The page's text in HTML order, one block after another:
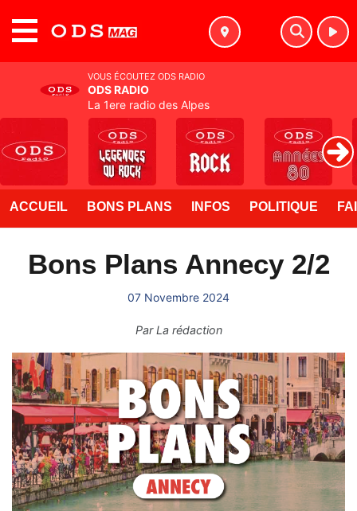
ACCUEIL BONS PLANS INFOS POLITIQUE
Bons Plans Annecy 2/2
07 Novembre 2024
ParLa rédaction
VOUS ÉCOUTEZ ODS RADIO
ODS RADIO
La 1ere radio des Alpes